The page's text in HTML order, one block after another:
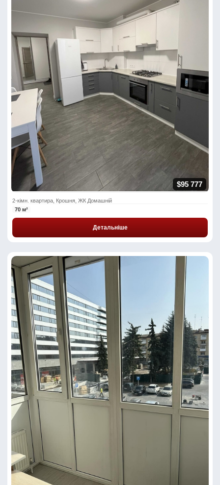
$95 777
2-кімн. квартира, Крошня, ЖК Домашній
70 м²
Детальніше